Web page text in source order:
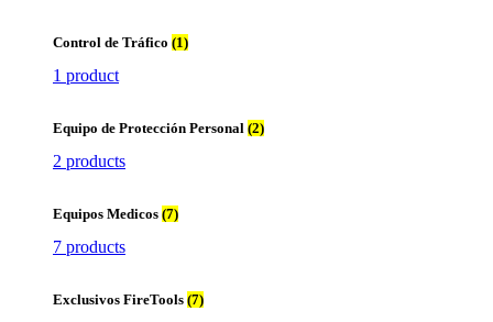
Control de Tráfico (1)
1 product
Equipo de Protección Personal (2)
2 products
Equipos Medicos (7)
7 products
Exclusivos FireTools (7)